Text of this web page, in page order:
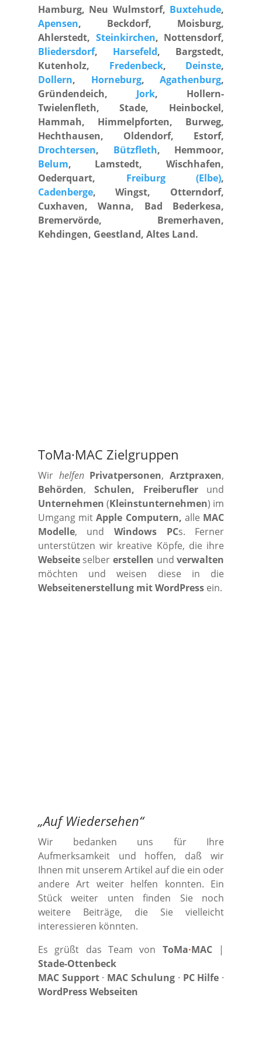
Hamburg, Neu Wulmstorf, Buxtehude,
Apensen, Beckdorf, Moisburg,
Ahlerstedt, Steinkirchen, Nottensdorf,
Bliedersdorf, Harsefeld, Bargstedt,
Kutenholz, Fredenbeck, Deinste,
Dollern, Horneburg,Agathenburg,
Gründendeich, Jork, Hollern-
Twielenfleth, Stade, Heinbockel,
Hammah, Himmelpforten, Burweg,
Hechthausen, Oldendorf, Estorf,
Drochtersen, Bützfleth, Hemmoor,
Belum, Lamstedt, Wischhafen,
Oederquart, Freiburg (Elbe),
Cadenberge, Wingst, Otterndorf,
Cuxhaven, Wanna, Bad Bederkesa,
Bremervörde, Bremerhaven,
Kehdingen, Geestland, Altes Land.
ToMa·MAC Zielgruppen
Wir helfen Privatpersonen,Arztpraxen,
Behörden,Schulen, Freiberuflerund
Unternehmen (Kleinstunternehmen) im
Umgang mitApple Computern, alle MAC
Modelle, und Windows PCs. Ferner
unterstützen wir kreative Köpfe, die ihre
Webseiteselber erstellen undverwalten
möchten und weisen diese in die
Webseitenerstellung mit WordPressein.
„Auf Wiedersehen“
Wir bedanken uns für Ihre
Aufmerksamkeit und hoffen, daß wir
Ihnen mit unserem Artikel auf die ein oder
andere Art weiter helfen konnten. Ein
Stück weiter unten finden Sie noch
weitere Beiträge, die Sie vielleicht
interessieren könnten.
Es grüßt das Team von ToMa·MAC|
Stade-Ottenbeck
MAC Support· MAC Schulung · PC Hilfe ·
WordPress Webseiten